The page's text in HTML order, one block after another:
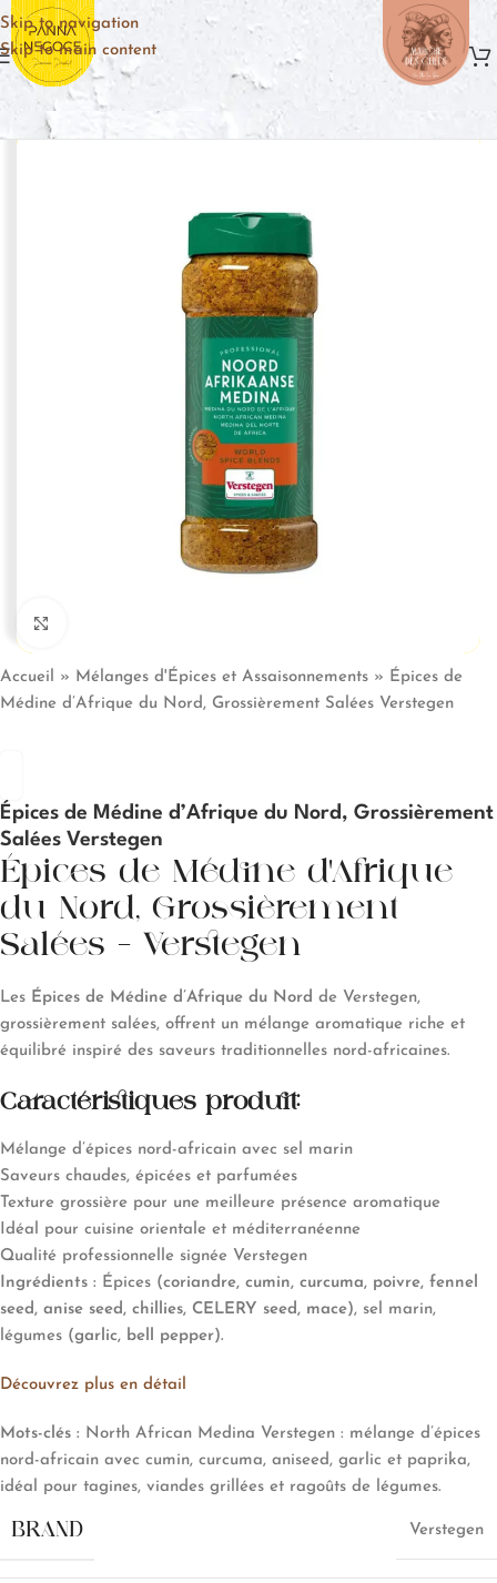
Skip to navigation
Skip to main content
Accueil » Mélanges d'Épices et Assaisonnements » Épices de
Médine d’Afrique du Nord, Grossièrement Salées Verstegen
Épices de Médine d’Afrique du Nord, Grossièrement
Salées Verstegen
Épices de Médine d’Afrique
du Nord, Grossièrement
Salées – Verstegen
Les Épices de Médine d’Afrique du Nord de Verstegen,
grossièrement salées, offrent un mélange aromatique riche et
équilibré inspiré des saveurs traditionnelles nord-africaines.
Caractéristiques produit:
Mélange d’épices nord-africain avec sel marin
Saveurs chaudes, épicées et parfumées
Texture grossière pour une meilleure présence aromatique
Idéal pour cuisine orientale et méditerranéenne
Qualité professionnelle signée Verstegen
Ingrédients : Épices (coriandre, cumin, curcuma, poivre, fennel
seed, anise seed, chillies, CELERY seed, mace), sel marin,
légumes (garlic, bell pepper).
Découvrez plus en détail
Mots-clés : North African Medina Verstegen : mélange d’épices
nord-africain avec cumin, curcuma, aniseed, garlic et paprika,
idéal pour tagines, viandes grillées et ragoûts de légumes.
BRAND Verstegen